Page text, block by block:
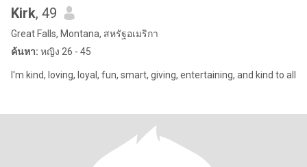
Kirk, 49
Great Falls, Montana, สหรัฐอเมริกา
ค้นหา: หญิง 26 - 45
I'm kind, loving, loyal, fun, smart, giving, entertaining, and kind to all